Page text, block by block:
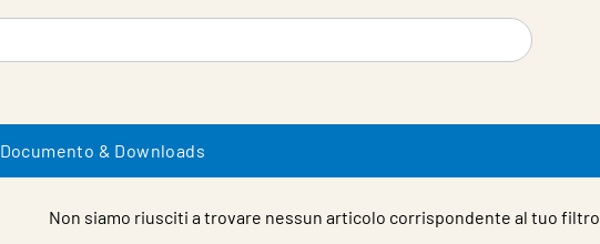
Documento & Downloads
Non siamo riusciti a trovare nessun articolo corrispondente al tuo filtro